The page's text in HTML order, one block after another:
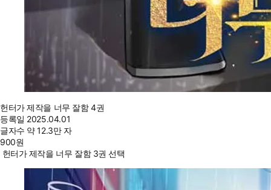
헌터가 제작을 너무 잘함 4권
등록일 2025.04.01
글자수 약 12.3만 자
900원
헌터가 제작을 너무 잘함 3권 선택